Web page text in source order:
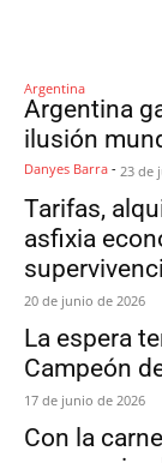
Argentina
Argentina
ilusión
Danyes Barra - 23 de
Tarifas,
asfixia
20 de junio de 2026
La espera
Campeón
17 de junio de 2026
Con la